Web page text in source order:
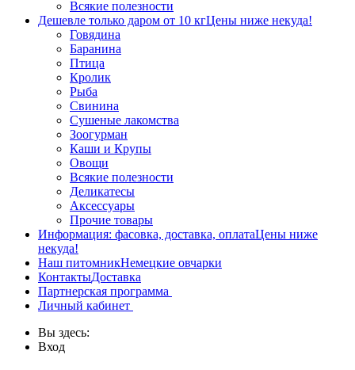
Всякие полезности
Дешевле только даром от 10 кгЦены ниже некуда!
Говядина
Баранина
Птица
Кролик
Рыба
Свинина
Сушеные лакомства
Зоогурман
Каши и Крупы
Овощи
Всякие полезности
Деликатесы
Аксессуары
Прочие товары
Информация: фасовка, доставка, оплатаЦены ниже
некуда!
Наш питомникНемецкие овчарки
КонтактыДоставка
Партнерская программа
Личный кабинет
Вы здесь:
Вход